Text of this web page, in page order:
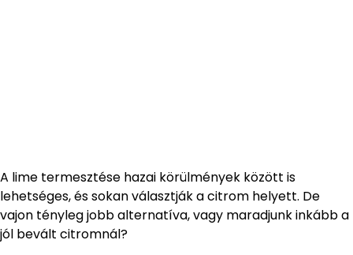
A lime termesztése hazai körülmények között is
lehetséges, és sokan választják a citrom helyett. De
vajon tényleg jobb alternatíva, vagy maradjunk inkább a
jól bevált citromnál?